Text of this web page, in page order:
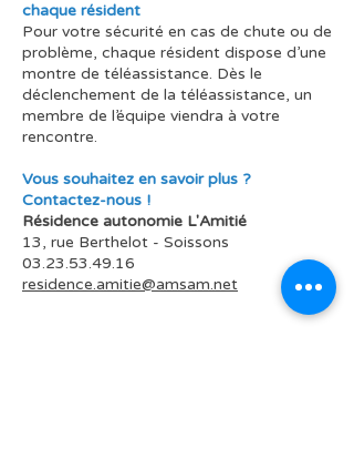
chaque résident
Pour votre sécurité en cas de chute ou de
problème, chaque résident dispose d’une
montre de téléassistance. Dès le
déclenchement de la téléassistance, un
membre de l’équipe viendra à votre
rencontre.
Vous souhaitez en savoir plus ?
Contactez-nous !
Résidence autonomie L'Amitié
13, rue Berthelot - Soissons
03.23.53.49.16
residence.amitie@amsam.net